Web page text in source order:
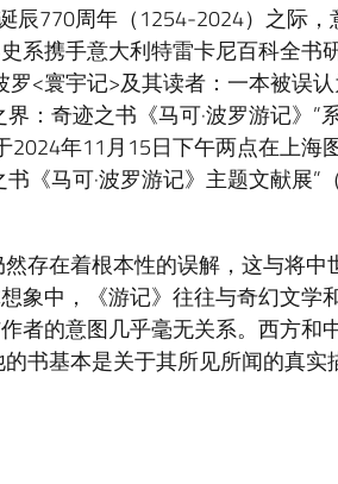
辰770周年（1254-2024）之际
系携手意大利特雷卡尼百科全书
罗<寰宇记>及其读者：一本被误
：奇迹之书《马可·波罗游记》”
年11月15日下午两点在上海
《马可·波罗游记》主题文献展”
存在着根本性的误解，这与将
象中，《游记》往往与奇幻文学
者的意图几乎毫无关系。西方和
书基本是关于其所见所闻的真实